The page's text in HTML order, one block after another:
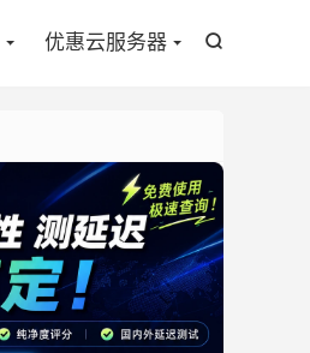

优惠云服务器